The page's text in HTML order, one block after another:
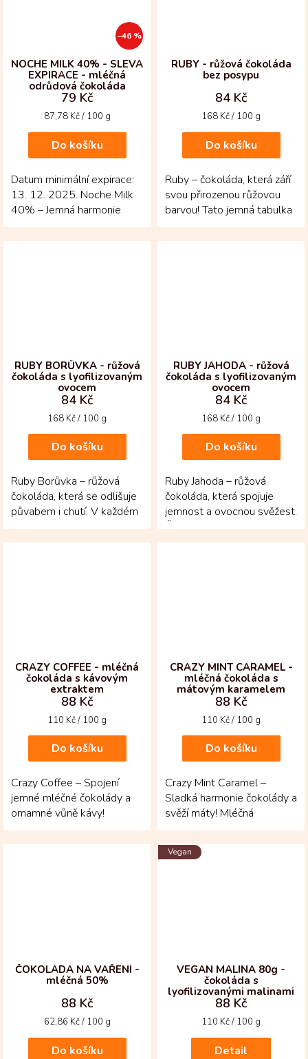
–46 %
NOCHE MILK 40% - SLEVA
EXPIRACE - mléčná
odrůdová čokoláda
79 Kč
Měrná
87,78 Kč / 100 g
Do košíku
Datum minimální expirace:
13. 12. 2025. Noche Milk
40% – Jemná harmonie
mléčné čokolády z
Kolumbie! Tato odrůdová...
RUBY - růžová čokoláda
bez posypu
84 Kč
Měrná
168 Kč / 100 g
Do košíku
Ruby – čokoláda, která září
svou přirozenou růžovou
barvou! Tato jemná tabulka
vzniká z kakaových bobů
Ruby, jejichž...
RUBY BORŮVKA - růžová
čokoláda s lyofilizovaným
ovocem
84 Kč
Měrná
168 Kč / 100 g
Do košíku
Ruby Borůvka – růžová
čokoláda, která se odlišuje
půvabem i chutí. V každém
kousku se setkává jemná
mléčná hebkost s...
RUBY JAHODA - růžová
čokoláda s lyofilizovaným
ovocem
84 Kč
Měrná
168 Kč / 100 g
Do košíku
Ruby Jahoda – růžová
čokoláda, která spojuje
jemnost a ovocnou svěžest.
Čokoláda pochází z
kakaových bobů Ruby s...
CRAZY COFFEE - mléčná
čokoláda s kávovým
extraktem
88 Kč
Měrná
110 Kč / 100 g
Do košíku
Crazy Coffee – Spojení
jemné mléčné čokolády a
omamné vůně kávy!
Tabulka z venezuelských
kakaových bobů s
CRAZY MINT CARAMEL -
mléčná čokoláda s
mátovým karamelem
88 Kč
Měrná
110 Kč / 100 g
Do košíku
Crazy Mint Caramel –
Sladká harmonie čokolády a
svěží máty! Mléčná
čokoláda z kakaových bobů
Fino de Aroma z...
ČOKOLÁDA NA VAŘENÍ -
mléčná 50%
88 Kč
Měrná
62,86 Kč / 100 g
Do košíku
Vegan
VEGAN MALINA 80g -
čokoláda s
lyofilizovanými malinami
88 Kč
Měrná
110 Kč / 100 g
Detail